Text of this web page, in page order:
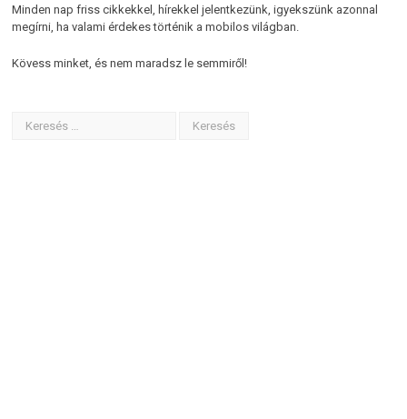
Minden nap friss cikkekkel, hírekkel jelentkezünk, igyekszünk azonnal
megírni, ha valami érdekes történik a mobilos világban.
Kövess minket, és nem maradsz le semmiről!